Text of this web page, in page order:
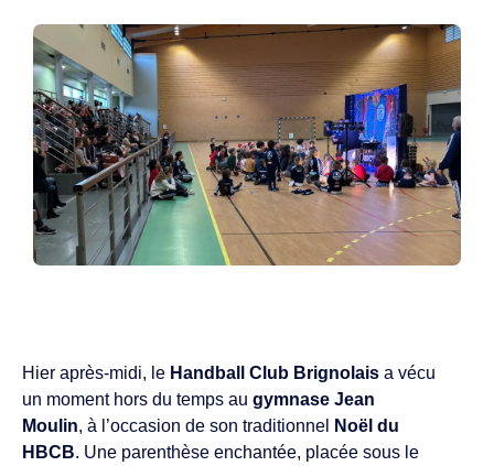
Hier après-midi, le Handball Club Brignolais a vécu
un moment hors du temps au gymnase Jean
Moulin, à l’occasion de son traditionnel
Noël du
HBCB. Une parenthèse enchantée, placée sous le